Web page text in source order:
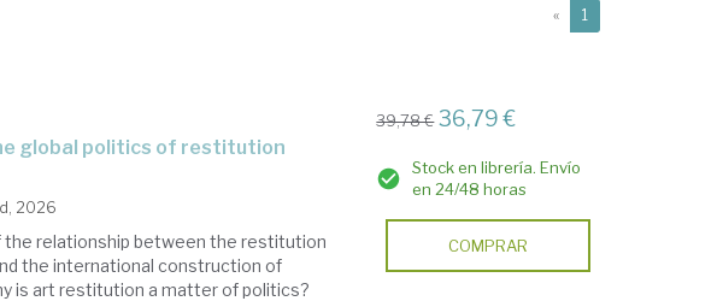
« 1
global politics of restitution
2026
the relationship between the restitution
the international construction of
is art restitution a matter of politics?
39,78 € 36,79 €
Stock en librería. Envío
en 24/48 horas
COMPRAR